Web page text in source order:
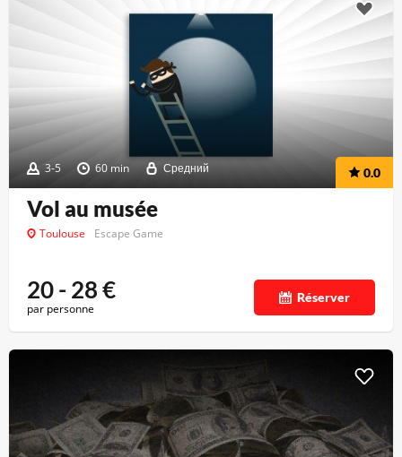
3-5 60 min Средний 0.0
Vol au musée
Toulouse Escape Game
20 - 28€
par personne
Réserver